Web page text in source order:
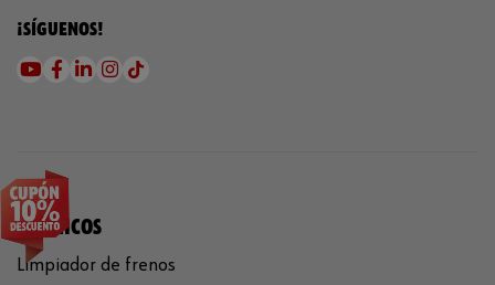
¡SÍGUENOS!
QUÍMICOS
Limpiador de frenos